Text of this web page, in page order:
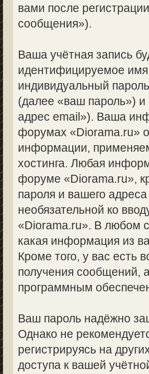
вами после
сообщения»).
Ваша учётная запись
идентифицируемое
индивидуальный
(далее «ваш пароль»)
адрес email»). Ваша
форумах «Diorama.ru»
информации,
хостинга. Любая
форуме «Diorama.ru»,
пароля и вашего
необязательной ко
«Diorama.ru». В любом
какая информация из
Кроме того, у вас есть
получения сообщений,
программным
Ваш пароль надёжно
Однако не
регистрируясь на
доступа к вашей